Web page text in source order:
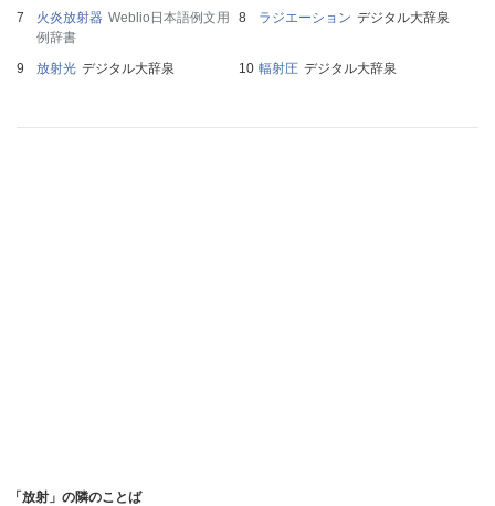
火炎放射器 Weblio日本語例文用
例辞書
ラジエーション デジタル大辞泉
放射光 デジタル大辞泉 輻射圧 デジタル大辞泉
「放射」の隣のことば